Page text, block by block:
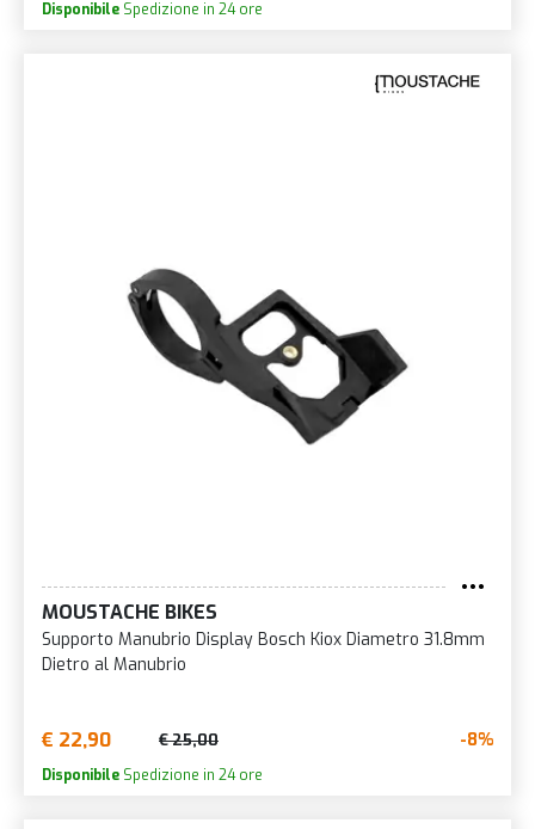
Disponibile Spedizione in 24 ore
MOUSTACHE BIKES
Supporto Manubrio Display Bosch Kiox Diametro 31.8mm
Dietro al Manubrio
€ 22,90 € 25,00 -8%
Disponibile Spedizione in 24 ore